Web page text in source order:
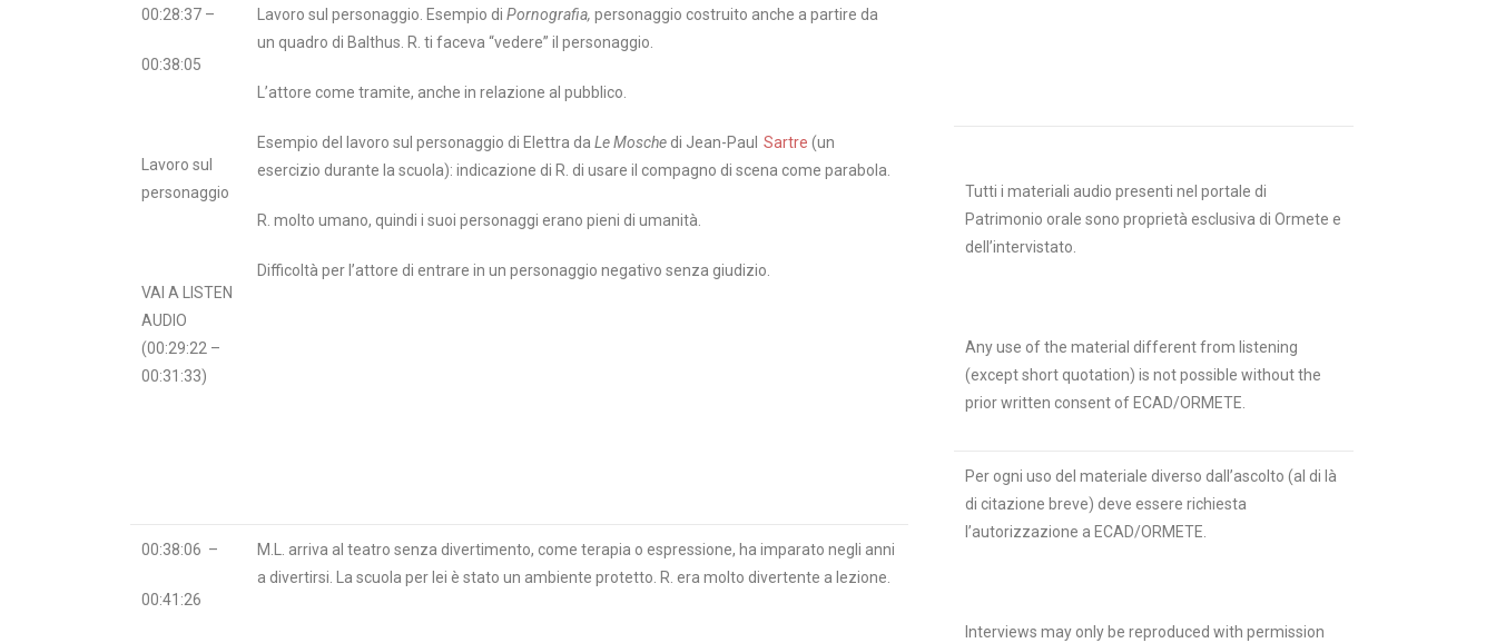
00:28:37 –
00:38:05
Lavoro sul
personaggio
VAI A LISTEN
AUDIO
(00:29:22 –
00:31:33)
Lavoro sul personaggio. Esempio di Pornografia, personaggio costruito anche a partire da
un quadro di Balthus. R. ti faceva “vedere” il personaggio.
L’attore come tramite, anche in relazione al pubblico.
Esempio del lavoro sul personaggio di Elettra da Le Mosche di Jean-Paul Sartre (un
esercizio durante la scuola): indicazione di R. di usare il compagno di scena come parabola.
R. molto umano, quindi i suoi personaggi erano pieni di umanità.
Difficoltà per l’attore di entrare in un personaggio negativo senza giudizio.
00:38:06 –
00:41:26
M.L. arriva al teatro senza divertimento, come terapia o espressione, ha imparato negli anni
a divertirsi. La scuola per lei è stato un ambiente protetto. R. era molto divertente a lezione.
Tutti i materiali audio presenti nel portale di
Patrimonio orale sono proprietà esclusiva di Ormete e
dell’intervistato.
Any use of the material different from listening
(except short quotation) is not possible without the
prior written consent of ECAD/ORMETE.
Per ogni uso del materiale diverso dall’ascolto (al di là
di citazione breve) deve essere richiesta
l’autorizzazione a ECAD/ORMETE.
Interviews may only be reproduced with permission